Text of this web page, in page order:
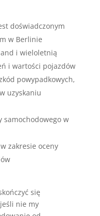
doświadczonym
w Berlinie
i wieloletnią
i wartości pojazdów
powypadkowych,
uzyskaniu
samochodowego w
zakresie oceny
się
nie my